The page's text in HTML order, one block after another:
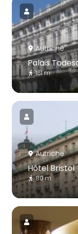
Autriche
Palais
161 m
Autriche
Hôtel Bristol
80 m